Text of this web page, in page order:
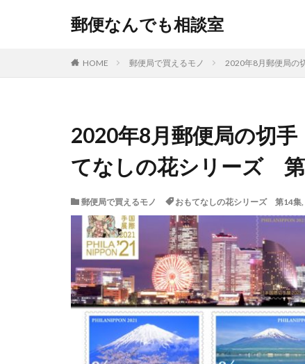
郵便なんでも相談室
HOME 郵便局で買えるモノ 2020年8月郵便局の
2020年8月郵便局の切
てなしの花シリーズ 第
郵便局で買えるモノ おもてなしの花シリーズ 第14集,